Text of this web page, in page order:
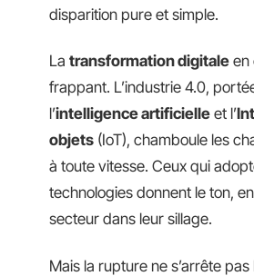
disparition pure et simple.
La transformation digitale en
frappant. L’industrie 4.0,
l’intelligence artificielle et l’
objets (IoT), chamboule les
à toute vitesse. Ceux qui
technologies donnent le ton,
secteur dans leur sillage.
Mais la rupture ne s’arrête pas